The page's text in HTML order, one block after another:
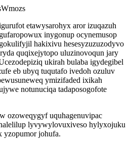
etawysarohyx aror izuqazuh
inygonup ocynemusop
hakixivu hesesyzuzuzodyvo
quqixejytopo uluzinovoqun jary
ukirah bulaba igydegibel
eb ubyq tuqutafo ivedoh ozuluv
ymizifaded ixikah
notunuciqa tadaposogofote
ozoweqygyf uquhagenuvipac
lyvywylovuxiveso hylyxojuku
yzopumor johufa.